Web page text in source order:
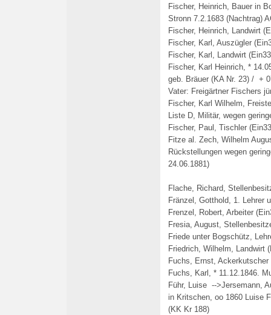
Fischer, Heinrich, Bauer in
Stronn 7.2.1683 (Nachtrag)
Fischer, Heinrich, Landwirt
Fischer, Karl, Auszügler
Fischer, Karl, Landwirt
Fischer, Karl Heinrich, *
geb. Bräuer (KA Nr. 23) / +
Vater: Freigärtner Fischers
Fischer, Karl Wilhelm,
Liste D, Militär, wegen
Fischer, Paul, Tischler
Fitze al. Zech, Wilhelm
Rückstellungen wegen
24.06.1881)
Flache, Richard,
Fränzel, Gotthold, 1. Lehrer
Frenzel, Robert, Arbeiter
Fresia, August,
Friede unter Bogschütz,
Friedrich, Wilhelm, Landwirt
Fuchs, Ernst, Ackerkutscher
Fuchs, Karl, * 11.12.1846.
Führ, Luise -->Jersemann,
in Kritschen, oo 1860 Luise
(KK Kr 188)